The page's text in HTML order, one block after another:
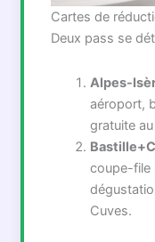
Cartes de
Deux pass se
Alpes-
aéroport,
gratuite
coupe-file
Cuves.